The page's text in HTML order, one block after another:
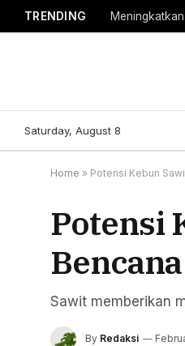
TRENDING
Saturday, August 8
Home » Potensi Kebun
Potensi
Bencana
Sawit memberikan
By Redaksi